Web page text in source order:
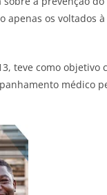
os voltados
teve como objetivo
médico